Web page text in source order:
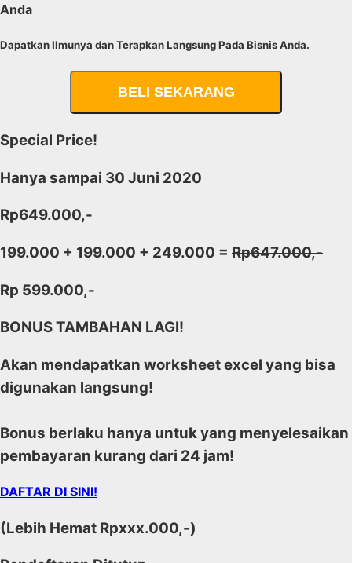
Anda
Dapatkan Ilmunya dan Terapkan Langsung Pada Bisnis Anda.
BELI SEKARANG
Special Price!
Hanya sampai 30 Juni 2020
Rp649.000,-
199.000 + 199.000 + 249.000 = Rp647.000,-
Rp 599.000,-
BONUS TAMBAHAN LAGI!
Akan mendapatkan worksheet excel yang bisa
digunakan langsung!
Bonus berlaku hanya untuk yang menyelesaikan
pembayaran kurang dari 24 jam!
DAFTAR DI SINI!
(Lebih Hemat Rpxxx.000,-)